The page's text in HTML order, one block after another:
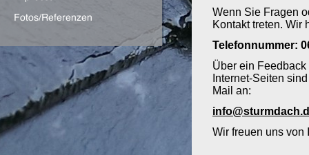
Wenn Sie Fragen
Kontakt treten. Wir
Telefonnummer:
Über ein
Internet-Seiten
Mail an:
Wir freuen uns von